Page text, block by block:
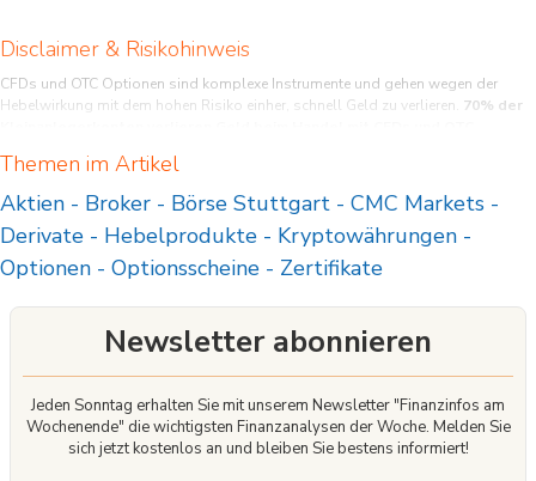
Disclaimer & Risikohinweis
CFDs und OTC Optionen sind komplexe Instrumente und gehen wegen der
Hebelwirkung mit dem hohen Risiko einher, schnell Geld zu verlieren. 70% der
CFDs und OTC Optionen funktionieren, und ob Sie es sich leisten können, das
hohe Risiko einzugehen, Ihr Geld zu verlieren.
Themen im Artikel
Aktien - Broker - Börse Stuttgart - CMC Markets -
Derivate - Hebelprodukte - Kryptowährungen -
Optionen - Optionsscheine - Zertifikate
Newsletter abonnieren
Jeden Sonntag erhalten Sie mit unserem Newsletter "Finanzinfos am
Wochenende" die wichtigsten Finanzanalysen der Woche. Melden Sie
sich jetzt kostenlos an und bleiben Sie bestens informiert!